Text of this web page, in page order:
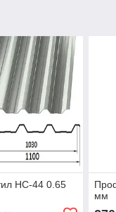
НС-44 0.65
мм